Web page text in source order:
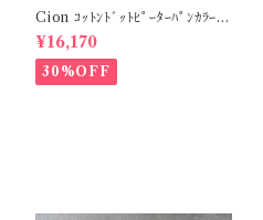
Cion ｺｯﾄﾝﾄﾞｯﾄﾋﾟｰﾀｰﾊﾟﾝｶﾗｰﾜﾝ
ﾋﾟｰｽ (ｵﾘｰﾌﾞﾌﾞﾗｳﾝ) 19-2525
9
¥16,170
30%OFF